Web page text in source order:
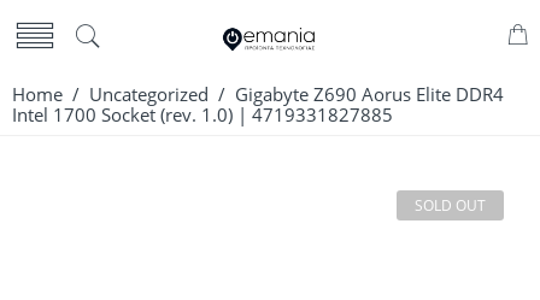
Home / Uncategorized / Gigabyte Z690 Aorus Elite DDR4
Intel 1700 Socket (rev. 1.0) | 4719331827885
SOLD OUT